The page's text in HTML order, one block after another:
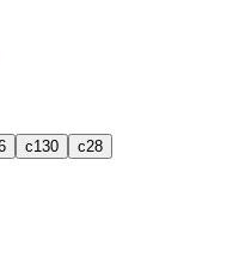
c130 c28